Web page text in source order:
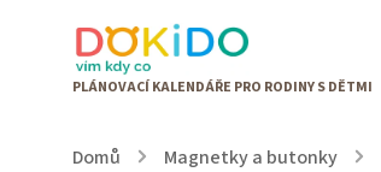
Domů / Magnetky a butonky /